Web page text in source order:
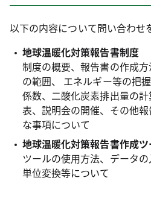
以下の内容について問い合わせ
地球温暖化対策報告書制度
制度の概要、報告書の作成
の範囲、 エネルギー等の把握
係数、二酸化炭素排出量の
表、説明会の開催、その他
な事項について
地球温暖化対策報告書作成
ツールの使用方法、データの
単位変換等について